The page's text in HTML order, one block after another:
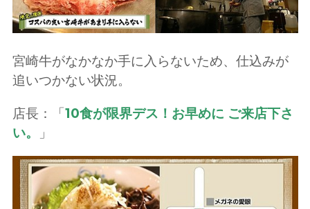
宮崎牛がなかなか手に入らないため、仕込みが
追いつかない状況。
店長：「10食が限界デス！お早めに ご来店下さ
い。
」